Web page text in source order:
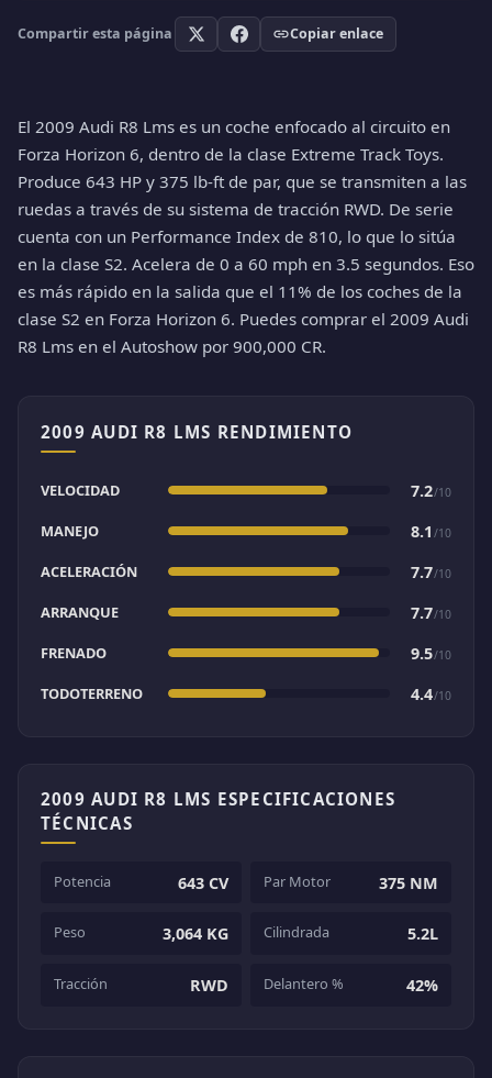
Compartir esta página Copiar enlace
El 2009 Audi R8 Lms es un coche enfocado al circuito en
Forza Horizon 6, dentro de la clase Extreme Track Toys.
Produce 643 HP y 375 lb-ft de par, que se transmiten a las
ruedas a través de su sistema de tracción RWD. De serie
cuenta con un Performance Index de 810, lo que lo sitúa
en la clase S2. Acelera de 0 a 60 mph en 3.5 segundos. Eso
es más rápido en la salida que el 11% de los coches de la
clase S2 en Forza Horizon 6. Puedes comprar el 2009 Audi
R8 Lms en el Autoshow por 900,000 CR.
2009 AUDI R8 LMS RENDIMIENTO
VELOCIDAD 7.2/10
MANEJO 8.1 /10
ACELERACIÓN 7.7/10
ARRANQUE 7.7/10
FRENADO 9.5/10
TODOTERRENO 4.4/10
2009 AUDI R8 LMS ESPECIFICACIONES
TÉCNICAS
Potencia 643 CV Par Motor 375 NM
Peso 3,064 KG Cilindrada 5.2L
Tracción RWD Delantero % 42%